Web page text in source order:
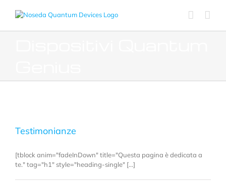
Testimonianze
[tblock anim="fadeInDown" title="Questa pagina è dedicata a
te." tag="h1" style="heading-single" [...]